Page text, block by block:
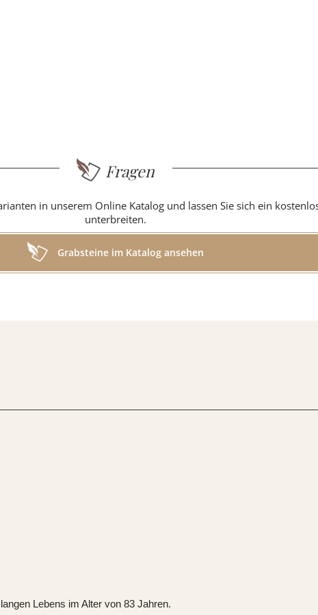
Fragen
in unserem Online Katalog und lassen Sie sich ein
unterbreiten.
Grabsteine im Katalog ansehen
Lebens im Alter von 83 Jahren.